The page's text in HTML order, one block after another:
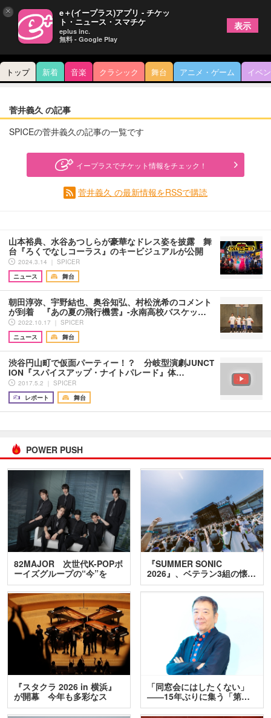
トップ 新着 音楽 クラシック 舞台 アニメ・ゲーム イベ
菅井義久 の記事
SPICEの菅井義久の記事の一覧です
イープラスでチケット情報をチェック！
菅井義久 の最新情報をRSSで購読
山本裕典、水谷あつしらが豪華なドレス姿を披露 舞
台『ろくでなしコーラス』のキービジュアルが公開
2024.3.14 ｜ SPICER
ニュース
舞台
朝田淳弥、宇野結也、奥谷知弘、村松洸希のコメント
が到着 『あの夏の飛行機雲』-永南高校バスケッ…
2022.10.17 ｜ SPICER
ニュース
舞台
渋谷円山町で仮面パーティー！？ 分岐型演劇JUNCT
ION『スパイスアップ・ナイトパレード』体…
2017.5.2 ｜ SPICER
レポート
舞台
POWER PUSH
82MAJOR 次世代K-POPボ
ーイズグループの“今”を
訊…
『SUMMER SONIC
2026』、ベテラン3組の懐…
『スタクラ 2026 in 横浜』
が開幕 今年も多彩なス
テ…
「同窓会にはしたくない」
――15年ぶりに集う「第…
× e＋(イープラス)アプリ - チケッ
ト・ニュース・スマチケ
eplus inc.
無料 - Google Play
表示